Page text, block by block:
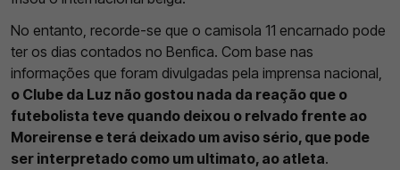
No entanto, recorde-se que o camisola 11 encarnado pode
ter os dias contados no Benfica. Com base nas
informações que foram divulgadas pela imprensa nacional,
o Clube da Luz não gostou nada da reação que o
futebolista teve quando deixou o relvado frente ao
Moreirense e terá deixado um aviso sério, que pode
ser interpretado como um ultimato, ao atleta.